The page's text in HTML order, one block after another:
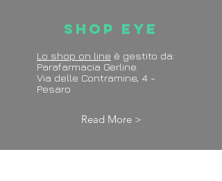
Shop Eye
Lo shop on line è gestito da:
Parafarmacia Gerline.
Via delle Contramine, 4 -
Pesaro
Read More >